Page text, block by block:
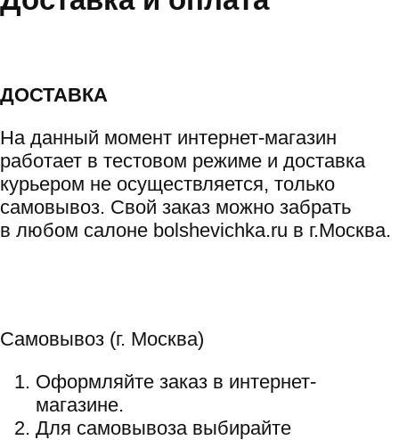
ДОСТАВКА
На данный момент интернет-магазин
работает в тестовом режиме и доставка
курьером не осуществляется, только
самовывоз. Свой заказ можно забрать
в любом салоне bolshevichka.ru в г.Москва.
Самовывоз (г. Москва)
Оформляйте заказ в интернет-
магазине.
Для самовывоза выбирайте